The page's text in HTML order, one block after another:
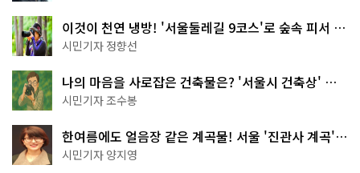
이것이 천연 냉방! '서울둘레길 9코스'로 숲속 피서 떠
나볼까
시민기자 정향선
나의 마음을 사로잡은 건축물은? '서울시 건축상' 수
상작 공개!
시민기자 조수봉
한여름에도 얼음장 같은 계곡물! 서울 '진관사 계곡'이
천국이네~
시민기자 양지영